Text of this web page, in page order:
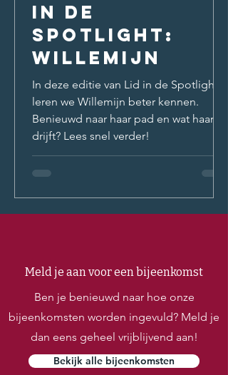
In de
spotlight:
Willemijn
In deze editie van Lid in de Spotlight
leren we Willemijn beter kennen.
Benieuwd naar haar pad en wat haar
drijft? Lees snel verder!
Meld je aan voor een bijeenkomst
Ben je benieuwd naar hoe onze
bijeenkomsten worden ingevuld? Meld je
dan eens geheel vrijblijvend aan!
Bekijk alle bijeenkomsten